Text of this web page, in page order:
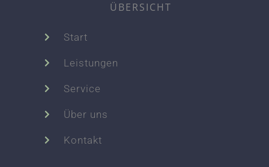
ÜBERSICHT
Start
Leistungen
Service
Über uns
Kontakt